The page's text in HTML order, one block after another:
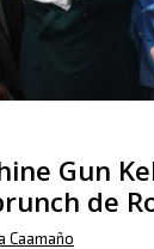
Gun
de
Caamaño